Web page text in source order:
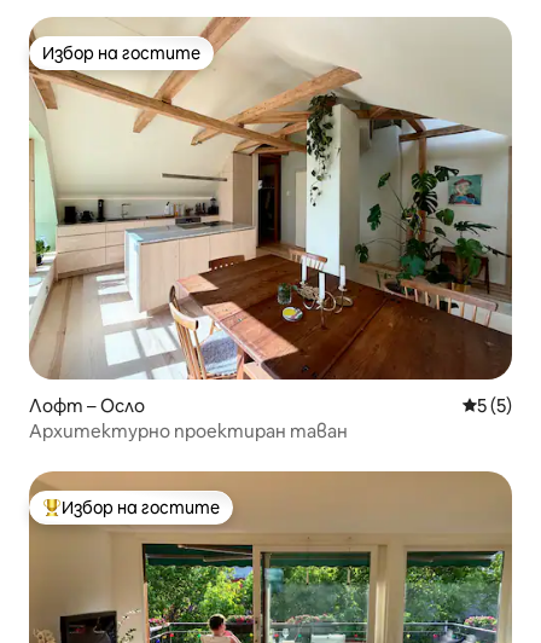
Избор на гостите
Избор на гостите
Лофт – Осло Средна
5 (5)
Архитектурно проектиран таван
Най-популярен избор на гостите
Избор на гостите